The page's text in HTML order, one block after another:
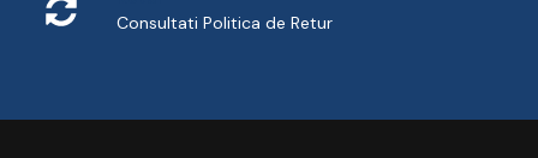
Consultati Politica de Retur